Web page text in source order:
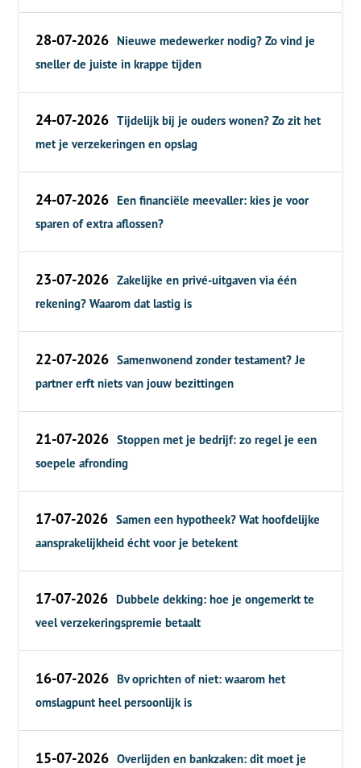
28-07-2026 Nieuwe medewerker nodig? Zo vind je
sneller de juiste in krappe tijden
24-07-2026 Tijdelijk bij je ouders wonen? Zo zit het
met je verzekeringen en opslag
24-07-2026 Een financiële meevaller: kies je voor
sparen of extra aflossen?
23-07-2026 Zakelijke en privé-uitgaven via één
rekening? Waarom dat lastig is
22-07-2026 Samenwonend zonder testament? Je
partner erft niets van jouw bezittingen
21-07-2026 Stoppen met je bedrijf: zo regel je een
soepele afronding
17-07-2026 Samen een hypotheek? Wat hoofdelijke
aansprakelijkheid écht voor je betekent
17-07-2026 Dubbele dekking: hoe je ongemerkt te
veel verzekeringspremie betaalt
16-07-2026 Bv oprichten of niet: waarom het
omslagpunt heel persoonlijk is
15-07-2026 Overlijden en bankzaken: dit moet je